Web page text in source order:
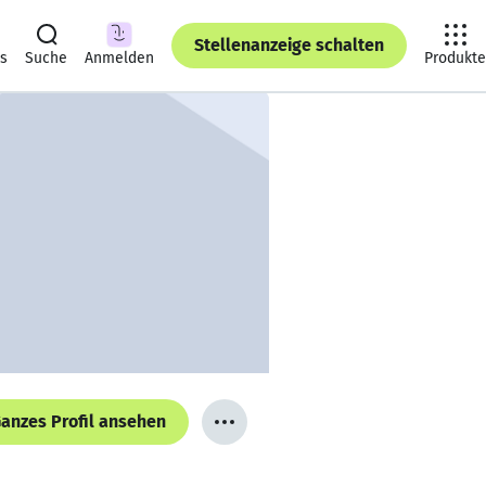
Suche Anmelden
Stellenanzeige schalten
Produkte
Profil ansehen